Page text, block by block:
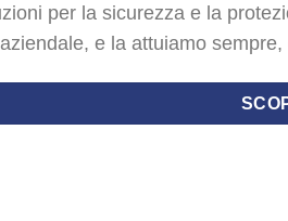
per la sicurezza e la
e la attuiamo